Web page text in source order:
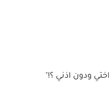
ودون اذني ؟!"